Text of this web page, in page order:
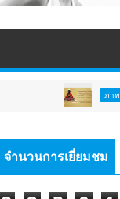
ภาพข่าวประชาสัมพันธ์
จำนวนการเยี่ยมชม